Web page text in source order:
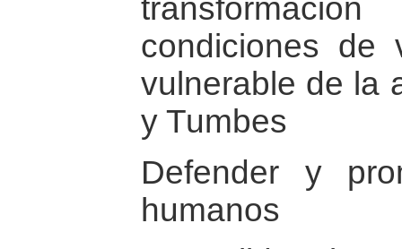
condiciones de
vulnerable de la
y Tumbes
Defender y
humanos